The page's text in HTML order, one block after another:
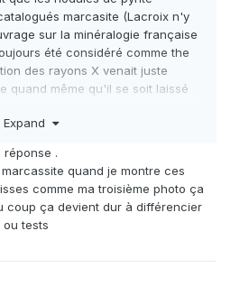
marcasite (Lacroix n'y
sur la minéralogie française
été considéré comme the
des rayons X venait juste
quand même qu'il se soit laissé
différents)et on peut
sur l'autre. Question de
semble t'il, la marcasite étant
fil de Geoforum:
Expand
.
quand je montre ces
comme ma troisième photo ça
coup ça devient dur à différencier
tests